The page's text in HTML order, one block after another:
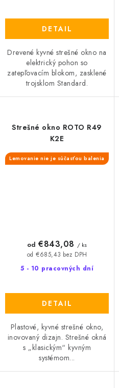
DETAIL
Drevené kyvné strešné okno na
elektrický pohon so
zatepľovacím blokom, zasklené
trojsklom Standard.
Strešné okno ROTO R49
K2E
Lemovanie nie je súčasťou balenia
5 - 10 pracovných dní
od €685,43 bez DPH
od €843,08 / ks
DETAIL
Plastové, kyvné strešné okno,
inovovaný dizajn. Strešné okná
s „klasickým“ kyvným
systémom...